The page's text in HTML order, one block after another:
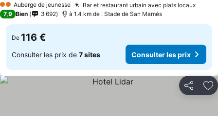
2 ÉtoilesAuberge de jeunesse Bar et restaurant urbain avec plats locaux
7,9 Bien 3 692 à 1.4 km de : Stade de San Mamés
De 116 €
Consulter les prix de 7 sites Consulter les prix
Partager